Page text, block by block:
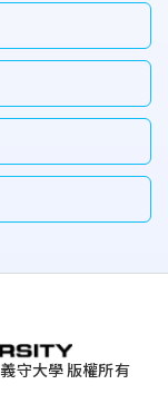
義守大學 版權所有